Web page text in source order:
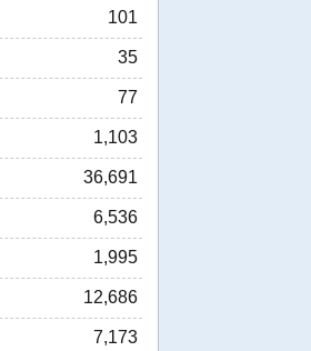
101
35
77
1,103
36,691
6,536
1,995
12,686
7,173